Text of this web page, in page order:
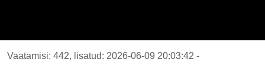
Vaatamisi: 442, lisatud: 2026-06-09 20:03:42 -